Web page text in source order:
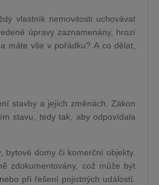
vlastník nemovitosti uchovávat
úpravy zaznamenány, hrozí
máte vše v pořádku? A co dělat,
stavby a jejích změnách. Zákon
stavu, tedy tak, aby odpovídala
bytové domy či komerční objekty.
zdokumentovány, což může být
při řešení pojistných událostí.